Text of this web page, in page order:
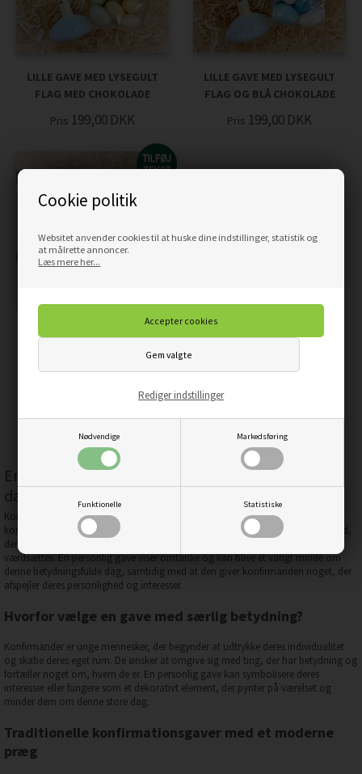
Cookie politik
Websitet anvender cookies til at huske dine indstillinger, statistik og
at målrette annoncer.
Læs mere her...
Nødvendige Markedsføring
Funktionelle Statistiske
Rediger indstillinger
LILLE GAVE MED LYSEGULT
FLAG MED CHOKOLADE
Pris 199,00 DKK
LILLE GAVE MED LYSEGULT
FLAG OG BLÅ CHOKOLADE
Pris 199,00 DKK
LILLE GAVE MED STRIBET
Pris199,00DKK
En gave til konfirmanden, der markerer en særlig
dag
Konfirmationen markerer en vigtig overgang fra barn til ung voksen, hvor
konfirmanden begynder at forme sin egen identitet og stil. Det er en begivenhed,
der fejres med familie og venner, og som fortjener en gave, der huskes og
værdsættes. En personlig gave viser omtanke og kan blive et varigt minde om
denne betydningsfulde dag, samtidig med at den giver konfirmanden noget, der
afspejler deres personlighed og interesser.
Hvorfor vælge en gave med særlig betydning?
Konfirmander er unge mennesker, der begynder at udtrykke deres individualitet
og skabe deres eget rum. De ønsker at omgive sig med ting, der har betydning og
fortæller noget om, hvem de er. En personlig gave kan symbolisere deres
interesser eller fungere som et dekorativt element, der pynter på værelset og
minder dem om denne store dag.
Traditionelle konfirmationsgaver med et moderne
præg